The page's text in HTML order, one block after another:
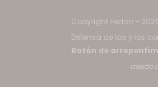
Copyright Fedan -
Defensa de las y los
Botón de